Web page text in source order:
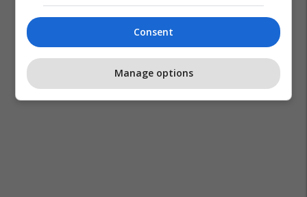
Consent
Manage options